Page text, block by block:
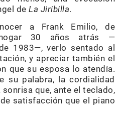
de La Jiribilla.
a Frank Emilio, de
30 años atrás —
1983—, verlo sentado al
y apreciar también el
que su esposa lo atendía.
su palabra, la cordialidad
que, ante el teclado,
satisfacción que el piano